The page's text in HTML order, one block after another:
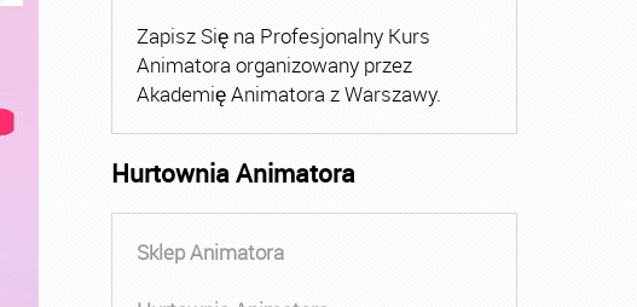
Zapisz Się na Profesjonalny Kurs
Animatora organizowany przez
Akademię Animatora z Warszawy.
Hurtownia Animatora
Sklep Animatora